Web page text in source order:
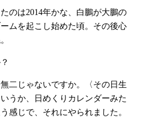
のは2014年かな、白鵬が大鵬の
ムを起こし始めた頃。その後心
二じゃないですか。〈その日生
うか、日めくりカレンダーみた
感じで、それにやられました。